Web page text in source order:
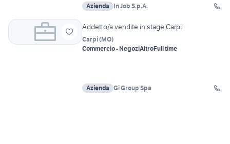
Azienda In Job S.p.A.
Addetto/a vendite in stage Carpi
Carpi(MO)
Commercio - NegoziAltroFull time
Azienda Gi Group Spa